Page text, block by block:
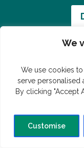
We
We use cookies
serve personalised
By clicking "Accept
Customise
Har du
Forside
Hovedret